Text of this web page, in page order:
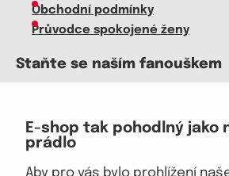
E-shop tak pohodlný jako
prádlo
Aby pro vás bylo prohlížení
Obchodní podmínky
Průvodce spokojené ženy
Staňte se naším fanouškem